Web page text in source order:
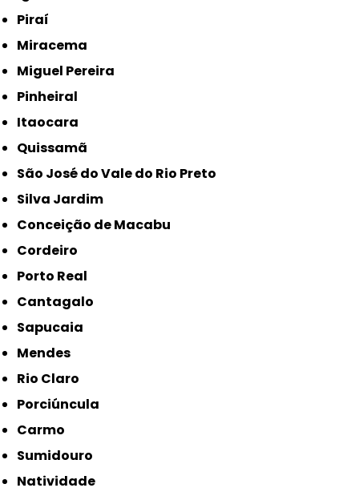
Piraí
Miracema
Miguel Pereira
Pinheiral
Itaocara
Quissamã
São José do Vale do Rio Preto
Silva Jardim
Conceição de Macabu
Cordeiro
Porto Real
Cantagalo
Sapucaia
Mendes
Rio Claro
Porciúncula
Carmo
Sumidouro
Natividade